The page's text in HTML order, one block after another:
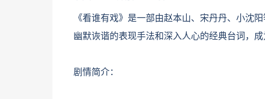
《看谁有戏》是一部由赵本山、宋丹丹、小沈
幽默诙谐的表现手法和深入人心的经典台词，
剧情简介：